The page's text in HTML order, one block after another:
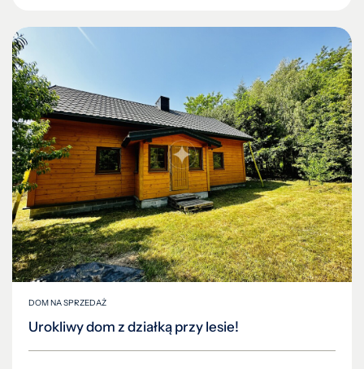
DOM NA SPRZEDAŻ
Urokliwy dom z działką przy lesie!